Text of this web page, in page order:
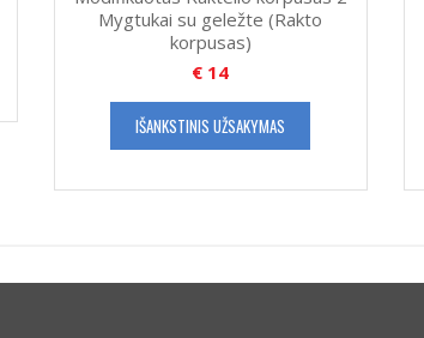
Mygtukai su geležte (Rakto
korpusas)
€ 14
IŠANKSTINIS UŽSAKYMAS